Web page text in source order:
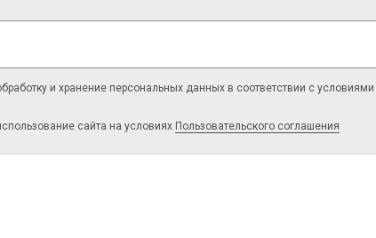
и хранение персональных данных в соответствии с условиями
сайта на условиях Пользовательского соглашения